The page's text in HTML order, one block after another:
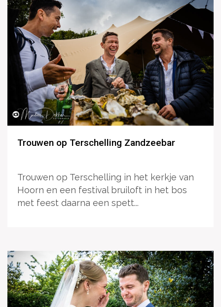
Trouwen op Terschelling Zandzeebar
Trouwen op Terschelling in het kerkje van
Hoorn en een festival bruiloft in het bos
met feest daarna een spett...